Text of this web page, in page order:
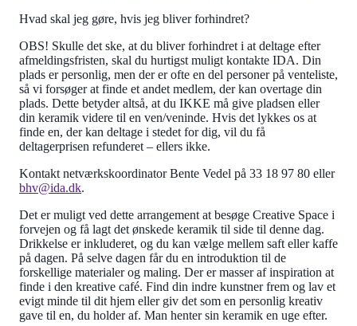
Hvad skal jeg gøre, hvis jeg bliver forhindret?
OBS! Skulle det ske, at du bliver forhindret i at deltage efter
afmeldingsfristen, skal du hurtigst muligt kontakte IDA. Din
plads er personlig, men der er ofte en del personer på venteliste,
så vi forsøger at finde et andet medlem, der kan overtage din
plads. Dette betyder altså, at du IKKE må give pladsen eller
din keramik videre til en ven/veninde. Hvis det lykkes os at
finde en, der kan deltage i stedet for dig, vil du få
deltagerprisen refunderet – ellers ikke.
Kontakt netværkskoordinator Bente Vedel på 33 18 97 80 eller
bhv@ida.dk.
Det er muligt ved dette arrangement at besøge Creative Space i
forvejen og få lagt det ønskede keramik til side til denne dag.
Drikkelse er inkluderet, og du kan vælge mellem saft eller kaffe
på dagen. På selve dagen får du en introduktion til de
forskellige materialer og maling. Der er masser af inspiration at
finde i den kreative café. Find din indre kunstner frem og lav et
evigt minde til dit hjem eller giv det som en personlig kreativ
gave til en, du holder af. Man henter sin keramik en uge efter.